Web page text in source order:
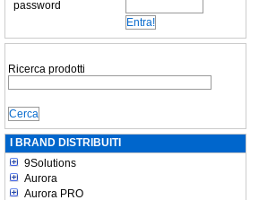
password
Ricerca prodotti
I BRAND DISTRIBUITI
9Solutions
Aurora
Aurora PRO